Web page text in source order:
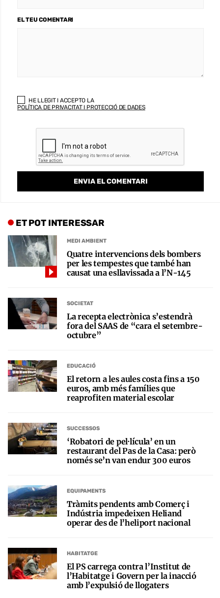
EL TEU COMENTARI
HE LLEGIT I ACCEPTO LA
POLÍTICA DE PRIVACITAT I PROTECCIÓ DE DADES
ET POT INTERESSAR
MEDI AMBIENT
Quatre intervencions dels bombers
per les tempestes que també han
causat una esllavissada a l’N-145
SOCIETAT
La recepta electrònica s’estendrà
fora del SAAS de “cara el setembre-
octubre”
EDUCACIÓ
El retorn a les aules costa fins a 150
euros, amb més famílies que
reaprofiten material escolar
SUCCESSOS
‘Robatori de pel·lícula’ en un
restaurant del Pas de la Casa: però
només se’n van endur 300 euros
EQUIPAMENTS
Tràmits pendents amb Comerç i
Indústria impedeixen Heliand
operar des de l’heliport nacional
HABITATGE
El PS carrega contra l’Institut de
l’Habitatge i Govern per la inacció
amb l’expulsió de llogaters